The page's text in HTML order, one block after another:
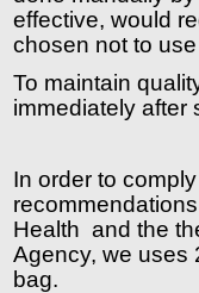
effective, would
chosen not to
To maintain
immediately after
In order to
Health  and the
Agency, we uses
bag.